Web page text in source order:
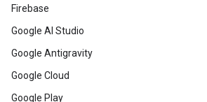
Firebase
Google AI Studio
Google Antigravity
Google Cloud
Google Play